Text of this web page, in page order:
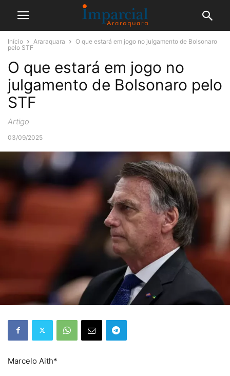
Início Araraquara
O que estará em jogo no julgamento de Bolsonaro
pelo STF
O que estará em jogo no
julgamento de Bolsonaro pelo
STF
Artigo
03/09/2025
Marcelo Aith*